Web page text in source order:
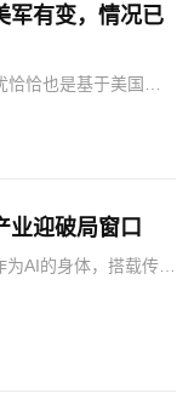
军有变，情况已
恰也是基于美国防
护中东地区的能源
业迎破局窗口
AI的身体，搭载传感